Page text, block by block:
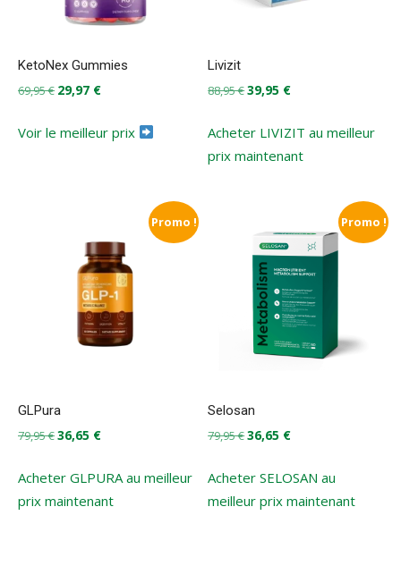
KetoNex Gummies
69,95€ Le
initial
29,97 €Le
actuel
Voir le meilleur prix
Livizit
88,95€Le
initial
39,95 €Le
actuel
Acheter LIVIZIT au meilleur
prix maintenant
Promo !
GLPura
79,95€Le
initial
36,65 €Le
actuel
Acheter GLPURA au meilleur
prix maintenant
Promo !
Selosan
79,95€Le
initial
79,95 €.
36,65 €Le
actuel
Acheter SELOSAN au
meilleur prix maintenant